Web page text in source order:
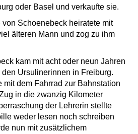
oder Basel und verkaufte sie.
Schoenebeck heiratete mit
älteren Mann und zog zu ihm
kam mit acht oder neun Jahren
Ursulinerinnen in Freiburg.
mit dem Fahrrad zur Bahnstation
in die zwanzig Kilometer
der Lehrerin stellte
weder lesen noch schreiben
nun mit zusätzlichem